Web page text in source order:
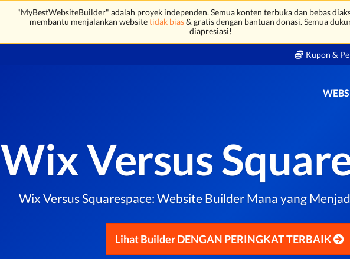
"MyBestWebsiteBuilder" adalah proyek independen. Semua konten terbuka dan bebas
membantu menjalankan websitetidak bias& gratis dengan bantuan donasi. Semua
diapresiasi!
Kupon &
Wix Versus
Wix Versus Squarespace: Website Builder Mana yang
Lihat Builder DENGAN PERINGKAT TERBAIK